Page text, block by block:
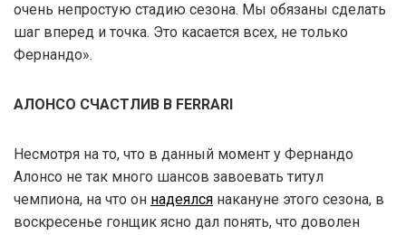
очень непростую стадию сезона. Мы обязаны сделать
шаг вперед и точка. Это касается всех, не только
Фернандо».
АЛОНСО СЧАСТЛИВ В FERRARI
Несмотря на то, что в данный момент у Фернандо
Алонсо не так много шансов завоевать титул
чемпиона, на что он надеялся накануне этого сезона, в
воскресенье гонщик ясно дал понять, что доволен